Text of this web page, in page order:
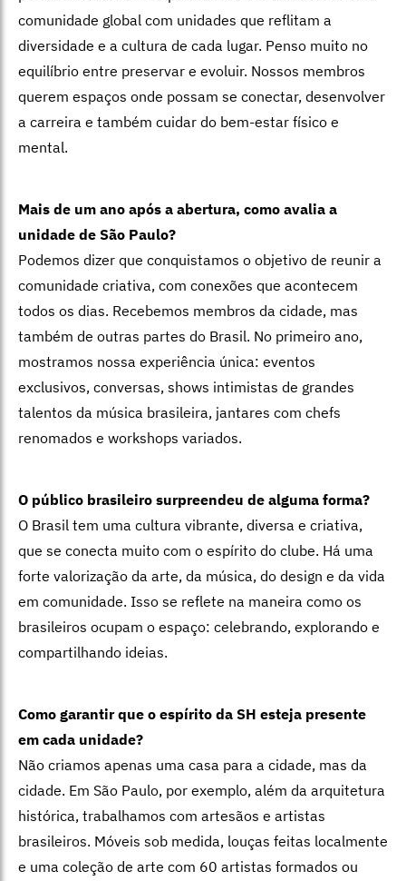
comunidade global com unidades que reflitam a
diversidade e a cultura de cada lugar. Penso muito no
equilíbrio entre preservar e evoluir. Nossos membros
querem espaços onde possam se conectar, desenvolver
a carreira e também cuidar do bem-estar físico e
mental.
Mais de um ano após a abertura, como avalia a
unidade de São Paulo?
Podemos dizer que conquistamos o objetivo de reunir a
comunidade criativa, com conexões que acontecem
todos os dias. Recebemos membros da cidade, mas
também de outras partes do Brasil. No primeiro ano,
mostramos nossa experiência única: eventos
exclusivos, conversas, shows intimistas de grandes
talentos da música brasileira, jantares com chefs
renomados e workshops variados.
O público brasileiro surpreendeu de alguma forma?
O Brasil tem uma cultura vibrante, diversa e criativa,
que se conecta muito com o espírito do clube. Há uma
forte valorização da arte, da música, do design e da vida
em comunidade. Isso se reflete na maneira como os
brasileiros ocupam o espaço: celebrando, explorando e
compartilhando ideias.
Como garantir que o espírito da SH esteja presente
em cada unidade?
Não criamos apenas uma casa para a cidade, mas da
cidade. Em São Paulo, por exemplo, além da arquitetura
histórica, trabalhamos com artesãos e artistas
brasileiros. Móveis sob medida, louças feitas localmente
e uma coleção de arte com 60 artistas formados ou